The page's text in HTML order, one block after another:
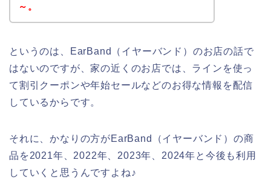
～。
というのは、EarBand（イヤーバンド）のお店の話で
はないのですが、家の近くのお店では、ラインを使っ
て割引クーポンや年始セールなどのお得な情報を配信
しているからです。
それに、かなりの方がEarBand（イヤーバンド）の商
品を2021年、2022年、2023年、2024年と今後も利用
していくと思うんですよね♪